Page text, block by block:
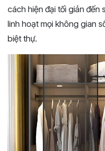
cách hiện đại tối giản đến
linh hoạt mọi không gian
biệt thự.